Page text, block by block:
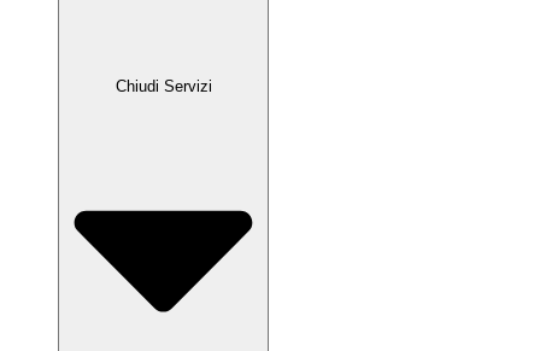
Chiudi Servizi